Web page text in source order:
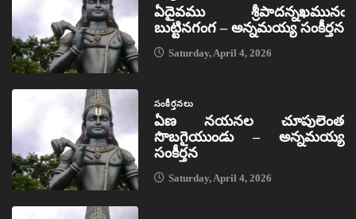
ఏదైవము శ్రీపాదన్నఖమునఁ
బుట్టినగంగ – అన్నమయ్య సంకీర్తన
Saturday, April 4, 2026
సంకీర్తనలు
ఏణ నయనల చూపులెంత
సొబగైయుండు – అన్నమయ్య
సంకీర్తన
Saturday, April 4, 2026